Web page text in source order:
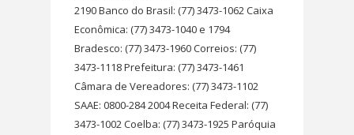
2190 Banco do Brasil: (77) 3473-1062 Caixa
Econômica: (77) 3473-1040 e 1794
Bradesco: (77) 3473-1960 Correios: (77)
3473-1118 Prefeitura: (77) 3473-1461
Câmara de Vereadores: (77) 3473-1102
SAAE: 0800-284 2004 Receita Federal: (77)
3473-1002 Coelba: (77) 3473-1925 Paróquia